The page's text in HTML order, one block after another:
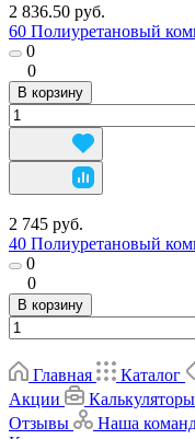
2 836.50 руб.
60 Полиуретановый
0
0
В корзину
2 745 руб.
40 Полиуретановый
0
0
В корзину
Главная Каталог
Акции
Калькуляторы
Отзывы
Наша